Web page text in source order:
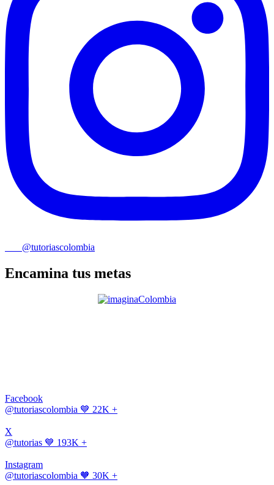
@tutoriascolombia
Encamina tus metas
Facebook
@tutoriascolombia 💙 22K +
X
@tutorias 💙 193K +
Instagram
@tutoriascolombia 🧡 30K +